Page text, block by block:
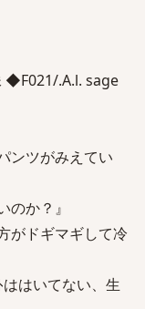
◆F021/.A.l. sage
ンツがみえてい
のか？』
がドギマギして冷
はいてない、生